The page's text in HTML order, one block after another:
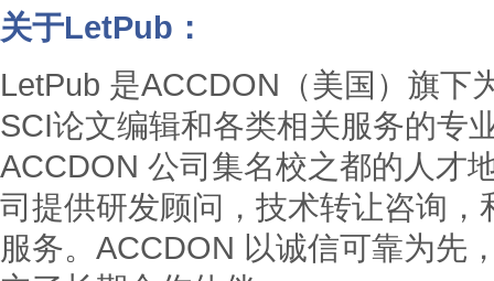
关于LetPub：
LetPub 是ACCDON（美国）旗下
SCI论文编辑和各类相关服务的专
ACCDON 公司集名校之都的人才
司提供研发顾问，技术转让咨询
服务。ACCDON 以诚信可靠为先